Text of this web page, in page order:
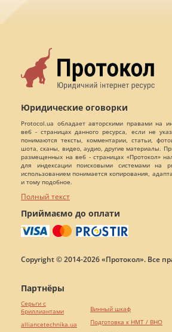
Юридические оговорки
Protocol.ua обладает авторскими правами на
веб - страницах данного ресурса, если не
понимаются тексты, комментарии, статьи,
шота, сканы, видео, аудио, другие материалы.
размещенных на веб - страницах «Протокол»
для индексации поисковыми системами на
использованием понимается копирования,
и тому подобное.
Полный текст
Приймаємо до оплати
Copyright © 2014-2026 «Протокол». Все
Партнёры
Серьги с
бриллиантами
alliancetechnika.ua
Винный шкаф
Подготовка к НМТ / ВНО